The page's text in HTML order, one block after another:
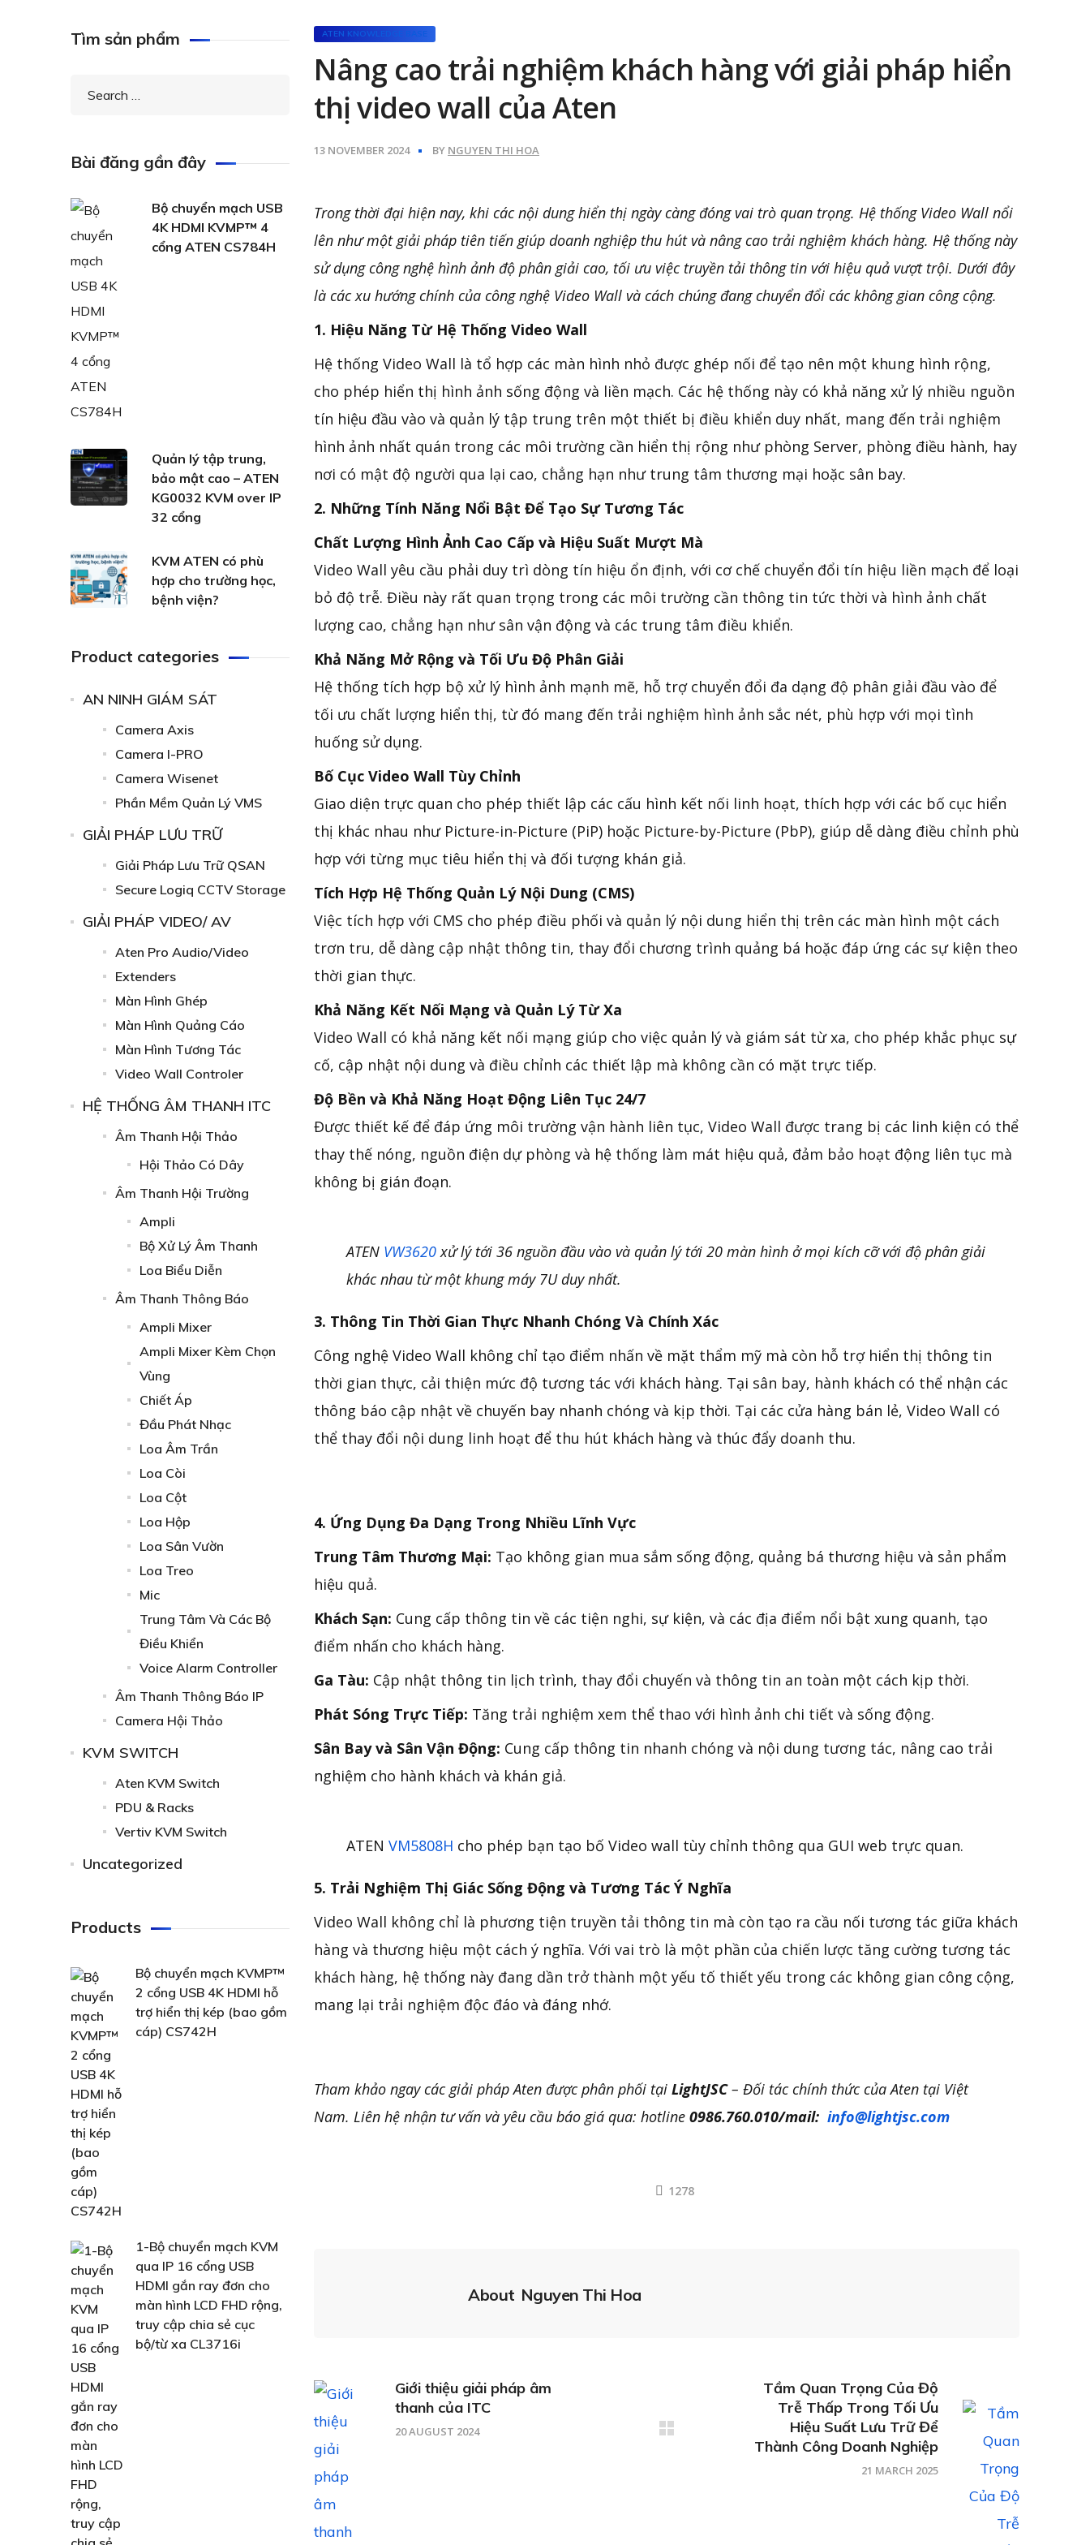
ATEN KNOWLEDGE BASE
Nâng cao trải nghiệm khách hàng với giải pháp hiển
thị video wall của Aten
13 NOVEMBER 2024 BY NGUYEN THI HOA
Trong thời đại hiện nay, khi các nội dung hiển thị ngày càng đóng vai trò quan trọng. Hệ thống Video Wall nổi
lên như một giải pháp tiên tiến giúp doanh nghiệp thu hút và nâng cao trải nghiệm khách hàng. Hệ thống này
sử dụng công nghệ hình ảnh độ phân giải cao, tối ưu việc truyền tải thông tin với hiệu quả vượt trội. Dưới đây
là các xu hướng chính của công nghệ Video Wall và cách chúng đang chuyển đổi các không gian công cộng.
1. Hiệu Năng Từ Hệ Thống Video Wall
Hệ thống Video Wall là tổ hợp các màn hình nhỏ được ghép nối để tạo nên một khung hình rộng,
cho phép hiển thị hình ảnh sống động và liền mạch. Các hệ thống này có khả năng xử lý nhiều nguồn
tín hiệu đầu vào và quản lý tập trung trên một thiết bị điều khiển duy nhất, mang đến trải nghiệm
hình ảnh nhất quán trong các môi trường cần hiển thị rộng như phòng Server, phòng điều hành, hay
nơi có mật độ người qua lại cao, chẳng hạn như trung tâm thương mại hoặc sân bay.
2. Những Tính Năng Nổi Bật Để Tạo Sự Tương Tác
Chất Lượng Hình Ảnh Cao Cấp và Hiệu Suất Mượt Mà
Video Wall yêu cầu phải duy trì dòng tín hiệu ổn định, với cơ chế chuyển đổi tín hiệu liền mạch để loại
bỏ độ trễ. Điều này rất quan trọng trong các môi trường cần thông tin tức thời và hình ảnh chất
lượng cao, chẳng hạn như sân vận động và các trung tâm điều khiển.
Khả Năng Mở Rộng và Tối Ưu Độ Phân Giải
Hệ thống tích hợp bộ xử lý hình ảnh mạnh mẽ, hỗ trợ chuyển đổi đa dạng độ phân giải đầu vào để
tối ưu chất lượng hiển thị, từ đó mang đến trải nghiệm hình ảnh sắc nét, phù hợp với mọi tình
huống sử dụng.
Bố Cục Video Wall Tùy Chỉnh
Giao diện trực quan cho phép thiết lập các cấu hình kết nối linh hoạt, thích hợp với các bố cục hiển
thị khác nhau như Picture-in-Picture (PiP) hoặc Picture-by-Picture (PbP), giúp dễ dàng điều chỉnh phù
hợp với từng mục tiêu hiển thị và đối tượng khán giả.
Tích Hợp Hệ Thống Quản Lý Nội Dung (CMS)
Việc tích hợp với CMS cho phép điều phối và quản lý nội dung hiển thị trên các màn hình một cách
trơn tru, dễ dàng cập nhật thông tin, thay đổi chương trình quảng bá hoặc đáp ứng các sự kiện theo
thời gian thực.
Khả Năng Kết Nối Mạng và Quản Lý Từ Xa
Video Wall có khả năng kết nối mạng giúp cho việc quản lý và giám sát từ xa, cho phép khắc phục sự
cố, cập nhật nội dung và điều chỉnh các thiết lập mà không cần có mặt trực tiếp.
Độ Bền và Khả Năng Hoạt Động Liên Tục 24/7
Được thiết kế để đáp ứng môi trường vận hành liên tục, Video Wall được trang bị các linh kiện có thể
thay thế nóng, nguồn điện dự phòng và hệ thống làm mát hiệu quả, đảm bảo hoạt động liên tục mà
không bị gián đoạn.
ATEN VW3620xử lý tới 36 nguồn đầu vào và quản lý tới 20 màn hình ở mọi kích cỡ với độ phân giải
khác nhau từ một khung máy 7U duy nhất.
3. Thông Tin Thời Gian Thực Nhanh Chóng Và Chính Xác
Công nghệ Video Wall không chỉ tạo điểm nhấn về mặt thẩm mỹ mà còn hỗ trợ hiển thị thông tin
thời gian thực, cải thiện mức độ tương tác với khách hàng. Tại sân bay, hành khách có thể nhận các
thông báo cập nhật về chuyến bay nhanh chóng và kịp thời. Tại các cửa hàng bán lẻ, Video Wall có
thể thay đổi nội dung linh hoạt để thu hút khách hàng và thúc đẩy doanh thu.
4. Ứng Dụng Đa Dạng Trong Nhiều Lĩnh Vực
Trung Tâm Thương Mại: Tạo không gian mua sắm sống động, quảng bá thương hiệu và sản phẩm
hiệu quả.
Khách Sạn: Cung cấp thông tin về các tiện nghi, sự kiện, và các địa điểm nổi bật xung quanh, tạo
điểm nhấn cho khách hàng.
Ga Tàu: Cập nhật thông tin lịch trình, thay đổi chuyến và thông tin an toàn một cách kịp thời.
Phát Sóng Trực Tiếp: Tăng trải nghiệm xem thể thao với hình ảnh chi tiết và sống động.
Sân Bay và Sân Vận Động: Cung cấp thông tin nhanh chóng và nội dung tương tác, nâng cao trải
nghiệm cho hành khách và khán giả.
ATEN VM5808H cho phép bạn tạo bố Video wall tùy chỉnh thông qua GUI web trực quan.
5. Trải Nghiệm Thị Giác Sống Động và Tương Tác Ý Nghĩa
Video Wall không chỉ là phương tiện truyền tải thông tin mà còn tạo ra cầu nối tương tác giữa khách
hàng và thương hiệu một cách ý nghĩa. Với vai trò là một phần của chiến lược tăng cường tương tác
khách hàng, hệ thống này đang dần trở thành một yếu tố thiết yếu trong các không gian công cộng,
mang lại trải nghiệm độc đáo và đáng nhớ.
Tham khảo ngay các giải pháp Aten được phân phối tại LightJSC– Đối tác chính thức của Aten tại Việt
Nam. Liên hệ nhận tư vấn và yêu cầu báo giá qua: hotline 0986.760.010/mail: info@lightjsc.com
1278
About Nguyen Thi Hoa
Giới thiệu giải pháp âm
thanh của ITC
20 AUGUST 2024
Tầm Quan Trọng Của Độ
Trễ Thấp Trong Tối Ưu
Hiệu Suất Lưu Trữ Để
Thành Công Doanh Nghiệp
21 MARCH 2025
Tìm sản phẩm
Bài đăng gần đây
Bộ chuyển mạch USB
4K HDMI KVMP™ 4
cổng ATEN CS784H
Quản lý tập trung,
bảo mật cao – ATEN
KG0032 KVM over IP
32 cổng
KVM ATEN có phù
hợp cho trường học,
bệnh viện?
Product categories
AN NINH GIÁM SÁT
Camera Axis
Camera I-PRO
Camera Wisenet
Phần Mềm Quản Lý VMS
GIẢI PHÁP LƯU TRỮ
Giải Pháp Lưu Trữ QSAN
Secure Logiq CCTV Storage
GIẢI PHÁP VIDEO/ AV
Aten Pro Audio/Video
Extenders
Màn Hình Ghép
Màn Hình Quảng Cáo
Màn Hình Tương Tác
Video Wall Controler
HỆ THỐNG ÂM THANH ITC
Âm Thanh Hội Thảo
Hội Thảo Có Dây
Âm Thanh Hội Trường
Ampli
Bộ Xử Lý Âm Thanh
Loa Biểu Diễn
Âm Thanh Thông Báo
Ampli Mixer
Ampli Mixer Kèm Chọn
Vùng
Chiết Áp
Đầu Phát Nhạc
Loa Âm Trần
Loa Còi
Loa Cột
Loa Hộp
Loa Sân Vườn
Loa Treo
Mic
Trung Tâm Và Các Bộ
Điều Khiển
Voice Alarm Controller
Âm Thanh Thông Báo IP
Camera Hội Thảo
KVM SWITCH
Aten KVM Switch
PDU & Racks
Vertiv KVM Switch
Uncategorized
Products
Bộ chuyển mạch KVMP™
2 cổng USB 4K HDMI hỗ
trợ hiển thị kép (bao gồm
cáp) CS742H
1-Bộ chuyển mạch KVM
qua IP 16 cổng USB
HDMI gắn ray đơn cho
màn hình LCD FHD rộng,
truy cập chia sẻ cục
bộ/từ xa CL3716i